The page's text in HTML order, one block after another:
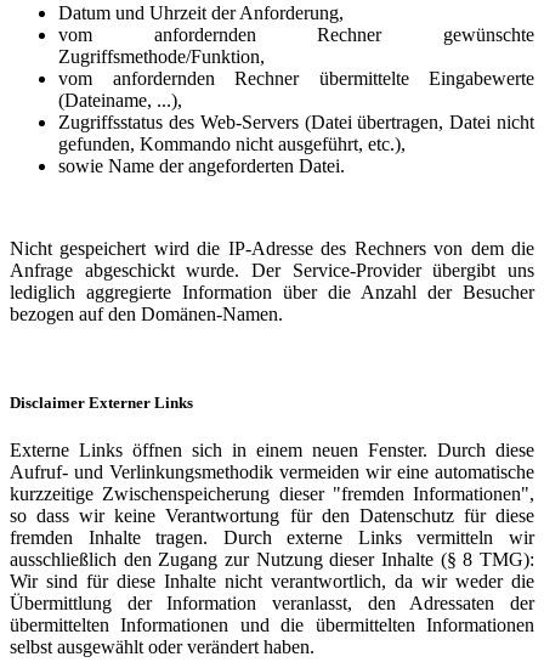
Datum und Uhrzeit der Anforderung,
vom anfordernden Rechner gewünschte
Zugriffsmethode/Funktion,
vom anfordernden Rechner übermittelte Eingabewerte
(Dateiname, ...),
Zugriffsstatus des Web-Servers (Datei übertragen, Datei nicht
gefunden, Kommando nicht ausgeführt, etc.),
sowie Name der angeforderten Datei.
Nicht gespeichert wird die IP-Adresse des Rechners von dem die
Anfrage abgeschickt wurde. Der Service-Provider übergibt uns
lediglich aggregierte Information über die Anzahl der Besucher
bezogen auf den Domänen-Namen.
Disclaimer Externer Links
Externe Links öffnen sich in einem neuen Fenster. Durch diese
Aufruf- und Verlinkungsmethodik vermeiden wir eine automatische
kurzzeitige Zwischenspeicherung dieser "fremden Informationen",
so dass wir keine Verantwortung für den Datenschutz für diese
fremden Inhalte tragen. Durch externe Links vermitteln wir
ausschließlich den Zugang zur Nutzung dieser Inhalte (§ 8 TMG):
Wir sind für diese Inhalte nicht verantwortlich, da wir weder die
Übermittlung der Information veranlasst, den Adressaten der
übermittelten Informationen und die übermittelten Informationen
selbst ausgewählt oder verändert haben.